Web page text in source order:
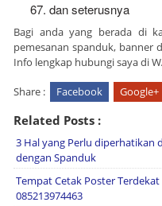
dan seterusnya
Bagi anda yang berada di
pemesanan spanduk, banner
Info lengkap hubungi saya di
Share : Facebook Google+
Related Posts :
3 Hal yang Perlu diperhatikan
dengan Spanduk
Tempat Cetak Poster
085213974463